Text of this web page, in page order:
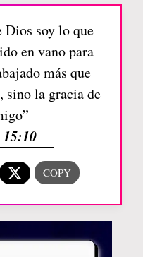
Dios soy lo que
en vano para
más que
sino la gracia de